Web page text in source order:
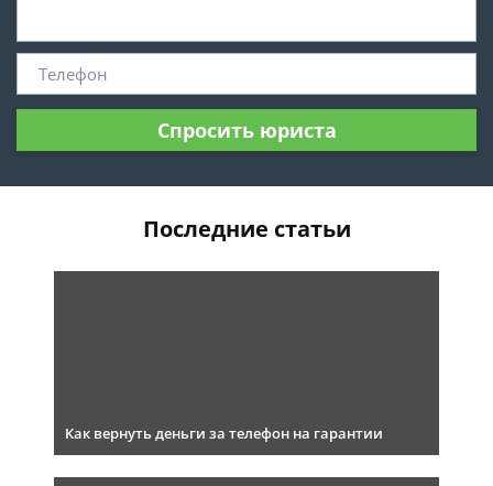
Спросить юриста
Последние статьи
Как вернуть деньги за телефон на гарантии